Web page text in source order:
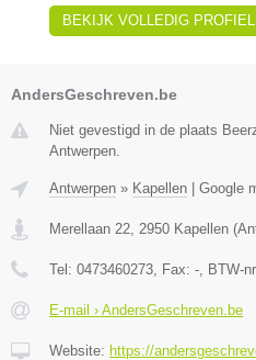
BEKIJK VOLLEDIG PROFIEL
AndersGeschreven.be
Niet gevestigd in de plaats
Antwerpen.
Antwerpen » Kapellen | Google
Merellaan 22 2950 Kapellen (
Tel: 0473460273 , Fax: - , BTW-
E-mail › AndersGeschreven.be
Website: https://